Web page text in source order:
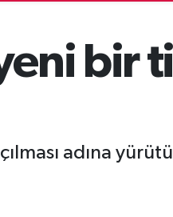
bir
adına